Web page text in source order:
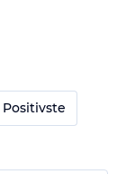
Positivste